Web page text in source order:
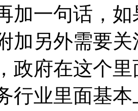
加一句话，
加另外需要
政府在这个
行业里面基